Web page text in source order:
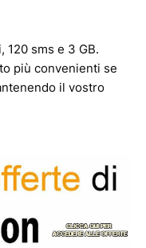
120 sms e 3 GB.
più convenienti se
il vostro